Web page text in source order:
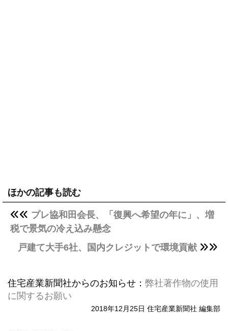
ほかの記事も読む
プレ協和田会長、「復興へ希望の年に」、増
税で景気の冷え込み懸念
戸建て大手6社、国内クレジットで環境貢献
住宅産業新聞社からのお知らせ： 弊社著作物の使用
に関するお願い
2018年12月25日 住宅産業新聞社 編集部